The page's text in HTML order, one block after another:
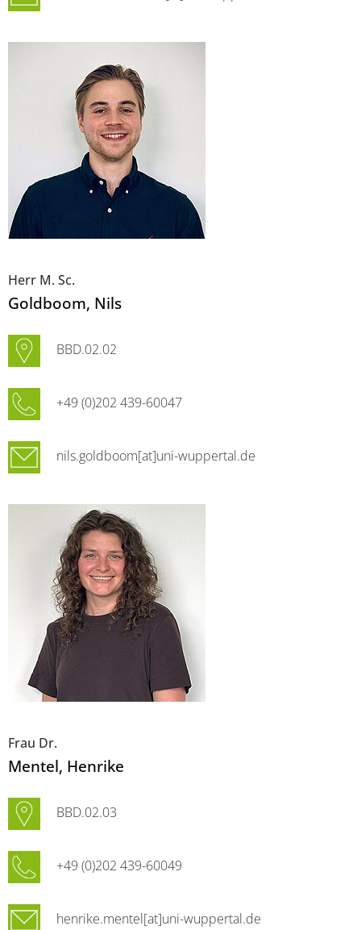
Herr M. Sc.
Goldboom, Nils
BBD.02.02
+49 (0)202 439-60047
nils.goldboom[at]uni-wuppertal.de
Frau Dr.
Mentel, Henrike
BBD.02.03
+49 (0)202 439-60049
henrike.mentel[at]uni-wuppertal.de